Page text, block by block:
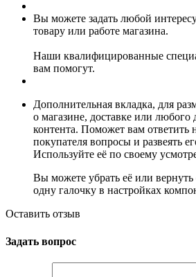
Вы можете задать любой
товару или работе магазина.
Наши квалифицированные
вам помогут.
Дополнительная вкладка, для
о магазине, доставке или любого
контента. Поможет вам ответить
покупателя вопросы и развеять
Используйте её по своему
Вы можете убрать её или
одну галочку в настройках
Оставить отзыв
Задать вопрос